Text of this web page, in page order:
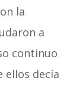
la
a
continuo
ellos decía